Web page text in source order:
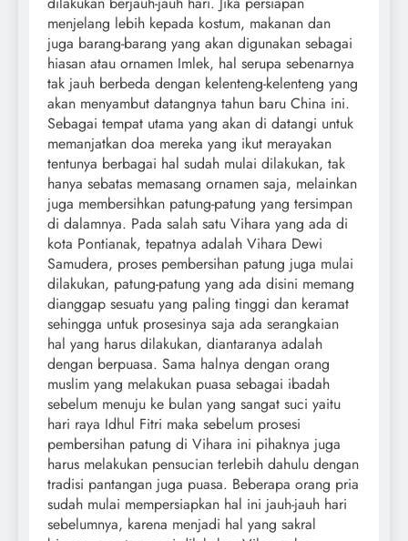
menjelang lebih kepada kostum, makanan dan
juga barang-barang yang akan digunakan sebagai
hiasan atau ornamen Imlek, hal serupa sebenarnya
tak jauh berbeda dengan kelenteng-kelenteng yang
akan menyambut datangnya tahun baru China ini.
Sebagai tempat utama yang akan di datangi untuk
memanjatkan doa mereka yang ikut merayakan
tentunya berbagai hal sudah mulai dilakukan, tak
hanya sebatas memasang ornamen saja, melainkan
juga membersihkan patung-patung yang tersimpan
di dalamnya. Pada salah satu Vihara yang ada di
kota Pontianak, tepatnya adalah Vihara Dewi
Samudera, proses pembersihan patung juga mulai
dilakukan, patung-patung yang ada disini memang
dianggap sesuatu yang paling tinggi dan keramat
sehingga untuk prosesinya saja ada serangkaian
hal yang harus dilakukan, diantaranya adalah
dengan berpuasa. Sama halnya dengan orang
muslim yang melakukan puasa sebagai ibadah
sebelum menuju ke bulan yang sangat suci yaitu
hari raya Idhul Fitri maka sebelum prosesi
pembersihan patung di Vihara ini pihaknya juga
harus melakukan pensucian terlebih dahulu dengan
tradisi pantangan juga puasa. Beberapa orang pria
sudah mulai mempersiapkan hal ini jauh-jauh hari
sebelumnya, karena menjadi hal yang sakral